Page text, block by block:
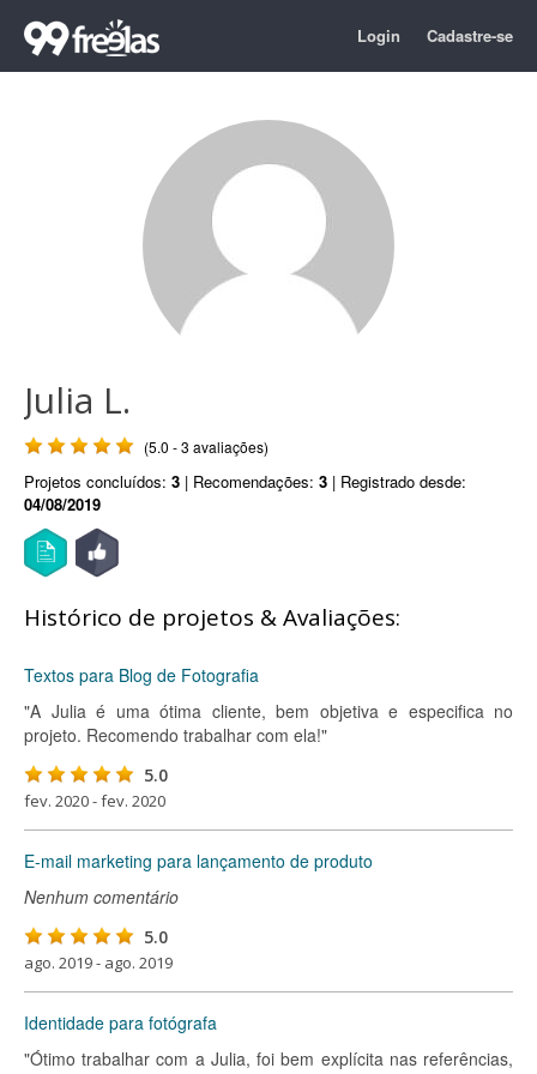
Login Cadastre-se
Julia L.
(5.0 - 3 avaliações)
Projetos concluídos: 3 | Recomendações: 3 | Registrado desde:
04/08/2019
Histórico de projetos & Avaliações:
Textos para Blog de Fotografia
"A Julia é uma ótima cliente, bem objetiva e especifica no
projeto. Recomendo trabalhar com ela!"
5.0
fev. 2020 - fev. 2020
E-mail marketing para lançamento de produto
Nenhum comentário
5.0
ago. 2019 - ago. 2019
Identidade para fotógrafa
"Ótimo trabalhar com a Julia, foi bem explícita nas referências,